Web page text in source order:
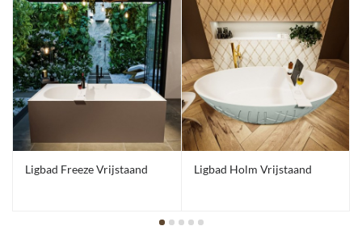
Ligbad Freeze Vrijstaand Ligbad Holm Vrijstaand